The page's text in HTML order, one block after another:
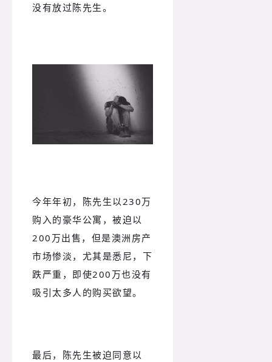
没有放过陈先生。
今年年初，陈先生以230万
购入的豪华公寓，被迫以
200万出售，但是澳洲房产
市场惨淡，尤其是悉尼，下
跌严重，即使200万也没有
吸引太多人的购买欲望。
最后，陈先生被迫同意以